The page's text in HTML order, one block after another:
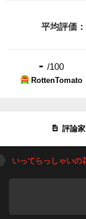
平均評価：
- /100
RottenTomato
評論家
いってらっしゃいの